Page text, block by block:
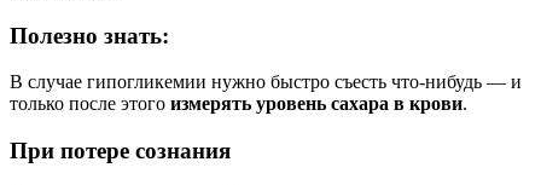
Полезно знать:
В случае гипогликемии нужно быстро съесть что-нибудь — и
только после этого измерять уровень сахара в крови.
При потере сознания